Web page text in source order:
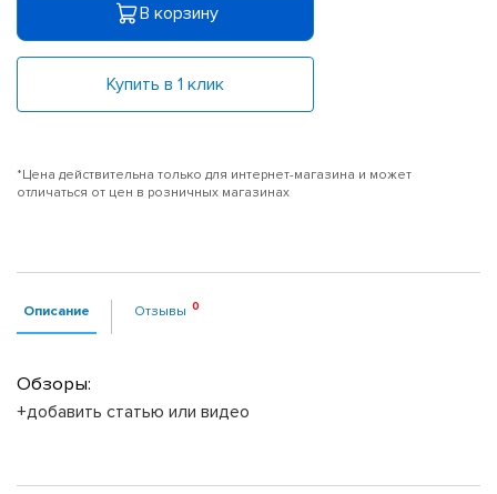
В корзину
Купить в 1 клик
*Цена действительна только для интернет-магазина и может
отличаться от цен в розничных магазинах
Описание Отзывы
Обзоры:
+добавить статью или видео